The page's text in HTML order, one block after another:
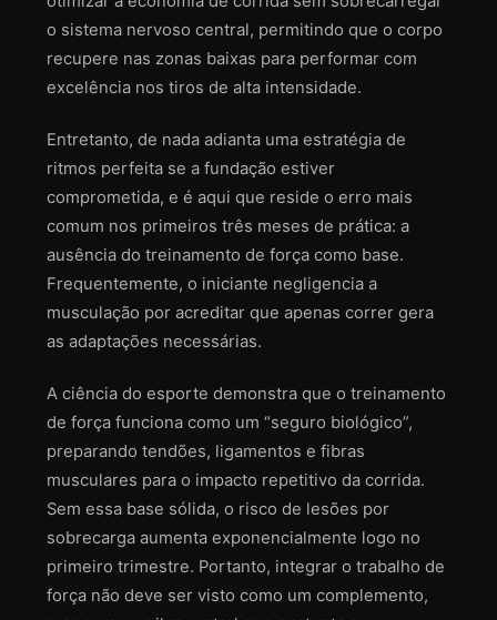
o sistema nervoso central, permitindo que o corpo
recupere nas zonas baixas para performar com
excelência nos tiros de alta intensidade.
Entretanto, de nada adianta uma estratégia de
ritmos perfeita se a fundação estiver
comprometida, e é aqui que reside o erro mais
comum nos primeiros três meses de prática: a
ausência do treinamento de força como base.
Frequentemente, o iniciante negligencia a
musculação por acreditar que apenas correr gera
as adaptações necessárias.
A ciência do esporte demonstra que o treinamento
de força funciona como um “seguro biológico”,
preparando tendões, ligamentos e fibras
musculares para o impacto repetitivo da corrida.
Sem essa base sólida, o risco de lesões por
sobrecarga aumenta exponencialmente logo no
primeiro trimestre. Portanto, integrar o trabalho de
força não deve ser visto como um complemento,